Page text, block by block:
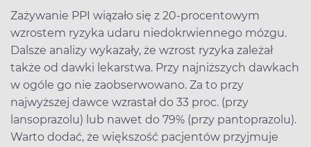
Zażywanie PPI wiązało się z 20-procentowym
wzrostem ryzyka udaru niedokrwiennego mózgu.
Dalsze analizy wykazały, że wzrost ryzyka zależał
także od dawki lekarstwa. Przy najniższych dawkach
w ogóle go nie zaobserwowano. Za to przy
najwyższej dawce wzrastał do 33 proc. (przy
lansoprazolu) lub nawet do 79% (przy pantoprazolu).
Warto dodać, że większość pacjentów przyjmuje